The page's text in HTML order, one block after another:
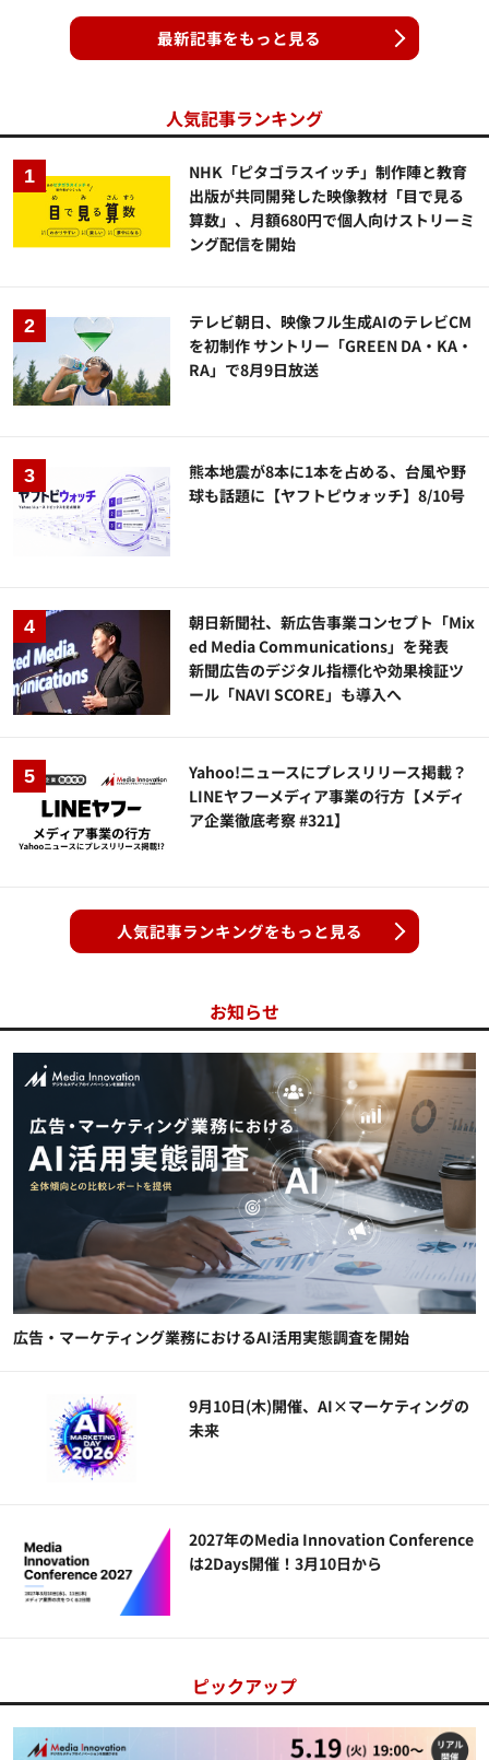
最新記事をもっと見る
人気記事ランキング
NHK「ピタゴラスイッチ」制作陣と教育
出版が共同開発した映像教材「目で見る
算数」、月額680円で個人向けストリーミ
ング配信を開始
テレビ朝日、映像フル生成AIのテレビCM
を初制作 サントリー「GREEN DA・KA・
RA」で8月9日放送
熊本地震が8本に1本を占める、台風や野
球も話題に【ヤフトピウォッチ】8/10号
朝日新聞社、新広告事業コンセプト「Mix
ed Media Communications」を発表
新聞広告のデジタル指標化や効果検証ツ
ール「NAVI SCORE」も導入へ
Yahoo!ニュースにプレスリリース掲載？
LINEヤフーメディア事業の行方【メディ
ア企業徹底考察 #321】
人気記事ランキングをもっと見る
お知らせ
広告・マーケティング業務におけるAI活用実態調査を開始
9月10日(木)開催、AI×マーケティングの
未来
2027年のMedia Innovation Conference
は2Days開催！3月10日から
ピックアップ